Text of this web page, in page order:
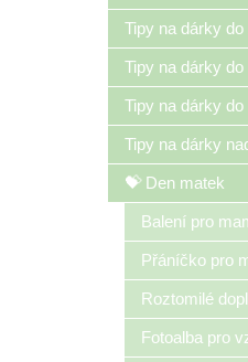
Tipy na dárky do
Tipy na dárky do
Tipy na dárky do
Tipy na dárky
💝 Den matek
Balení pro
Přáníčko pro
Roztomilé
Fotoalba pro